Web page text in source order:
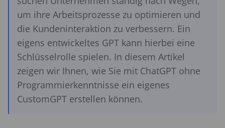
um ihre Arbeitsprozesse zu optimieren und
die Kundeninteraktion zu verbessern. Ein
eigens entwickeltes GPT kann hierbei eine
Schlüsselrolle spielen. In diesem Artikel
zeigen wir Ihnen, wie Sie mit ChatGPT ohne
Programmierkenntnisse ein eigenes
CustomGPT erstellen können.